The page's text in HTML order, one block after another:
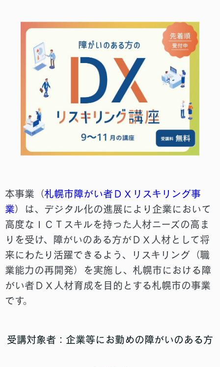
本事業（札幌市障がい者ＤＸリスキリング事
業）は、デジタル化の進展により企業において
高度なＩＣＴスキルを持った人材ニーズの高ま
りを受け、障がいのある方がＤＸ人材として将
来にわたり活躍できるよう、リスキリング（職
業能力の再開発）を実施し、札幌市における障
がい者ＤＸ人材育成を目的とする札幌市の事業
です。
受講対象者：企業等にお勤めの障がいのある方